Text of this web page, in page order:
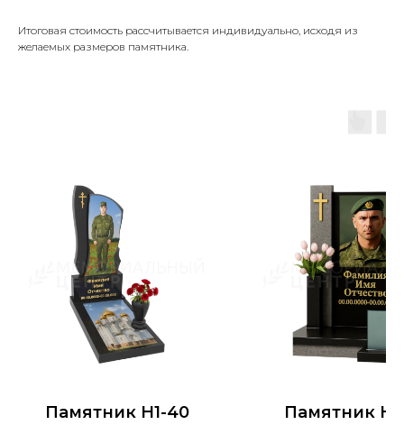
Итоговая стоимость рассчитывается индивидуально, исходя из
желаемых размеров памятника.
Памятник H1-40 Памятник